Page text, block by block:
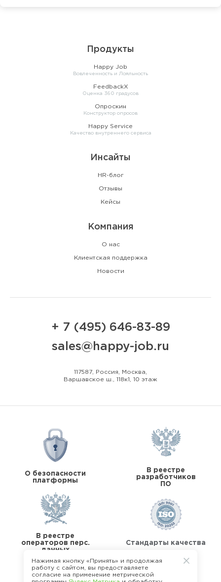
Продукты
Happy Job
Вовлеченность и Лояльность
FeedbackX
Оценка 360 градусов
Опроскин
Конструктор опросов
Happy Service
Качество внутреннего сервиса
Инсайты
HR-блог
Отзывы
Кейсы
Компания
О нас
Клиентская поддержка
Новости
+ 7 (495) 646-83-89
sales@happy-job.ru
117587, Россия, Москва,
Варшавское ш., 118к1, 10 этаж
О безопасности
платформы
В реестре
разработчиков
ПО
В реестре
операторов перс.
данных
Стандарты качества
Нажимая кнопку «Принять» и продолжая
работу с сайтом, вы предоставляете
согласие на применение метрической